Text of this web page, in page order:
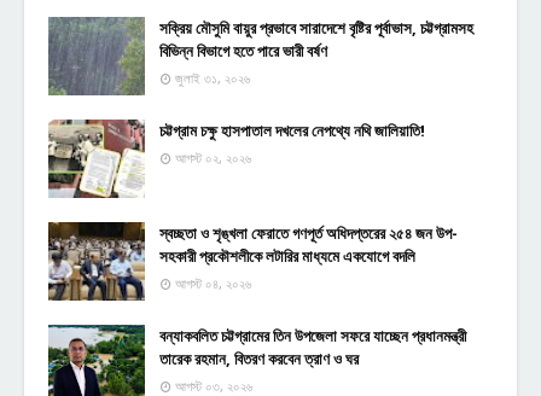
সক্রিয় মৌসুমি বায়ুর প্রভাবে সারাদেশে বৃষ্টির পূর্বাভাস, চট্টগ্রামসহ
বিভিন্ন বিভাগে হতে পারে ভারী বর্ষণ
জুলাই ৩১, ২০২৬
চট্টগ্রাম চক্ষু হাসপাতাল দখলের নেপথ্যে নথি জালিয়াতি!
আগস্ট ০২, ২০২৬
স্বচ্ছতা ও শৃঙ্খলা ফেরাতে গণপূর্ত অধিদপ্তরের ২৫৪ জন উপ-
সহকারী প্রকৌশলীকে লটারির মাধ্যমে একযোগে বদলি
আগস্ট ০৪, ২০২৬
বন্যাকবলিত চট্টগ্রামের তিন উপজেলা সফরে যাচ্ছেন প্রধানমন্ত্রী
তারেক রহমান, বিতরণ করবেন ত্রাণ ও ঘর
আগস্ট ০৩, ২০২৬